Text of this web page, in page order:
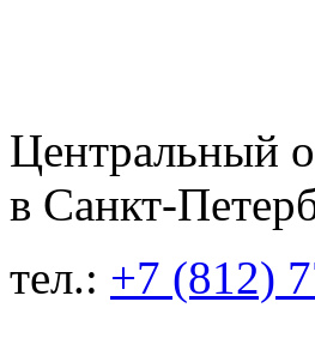
Центральный
в Санкт-
тел.: +7 (812)